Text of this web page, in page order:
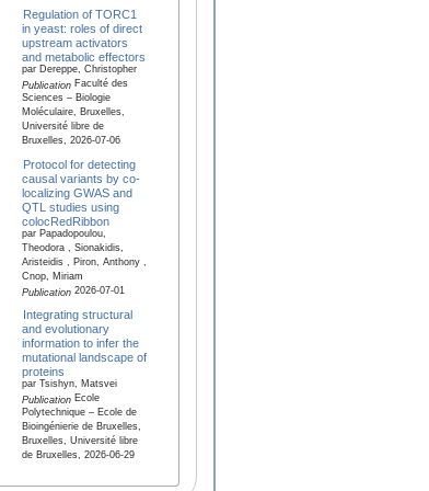
Regulation of TORC1
in yeast: roles of direct
upstream activators
and metabolic effectors
par Dereppe, Christopher
PublicationFaculté des
Sciences – Biologie
Moléculaire, Bruxelles,
Université libre de
Bruxelles, 2026-07-06
Protocol for detecting
causal variants by co-
localizing GWAS and
QTL studies using
colocRedRibbon
par Papadopoulou,
Theodora , Sionakidis,
Aristeidis , Piron, Anthony ,
Cnop, Miriam
Publication2026-07-01
Integrating structural
and evolutionary
information to infer the
mutational landscape of
proteins
par Tsishyn, Matsvei
PublicationEcole
Polytechnique – Ecole de
Bioingénierie de Bruxelles,
Bruxelles, Université libre
de Bruxelles, 2026-06-29